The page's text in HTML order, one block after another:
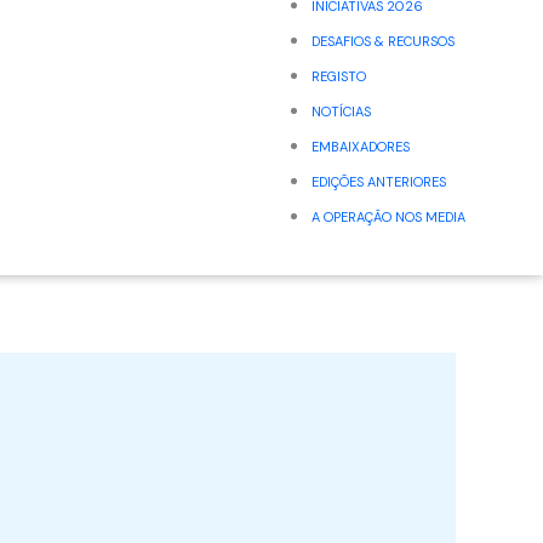
INICIATIVAS 2026
DESAFIOS & RECURSOS
REGISTO
NOTÍCIAS
EMBAIXADORES
EDIÇÕES ANTERIORES
A OPERAÇÃO NOS MEDIA